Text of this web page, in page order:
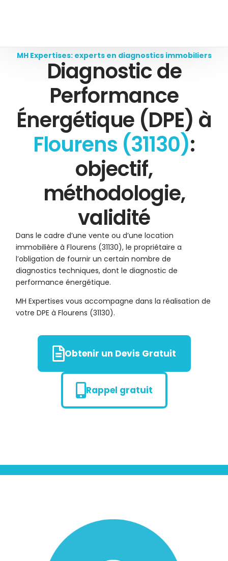
MH Expertises: experts en diagnostics immobiliers
Diagnostic de
Performance
Énergétique (DPE) à
Flourens (31130):
objectif,
méthodologie,
validité
Dans le cadre d’une vente ou d’une location
immobilière à Flourens (31130), le propriétaire a
l’obligation de fournir un certain nombre de
diagnostics techniques, dont le diagnostic de
performance énergétique.
MH Expertises vous accompagne dans la réalisation de
votre DPE à Flourens (31130).
Obtenir un Devis Gratuit
Rappel gratuit